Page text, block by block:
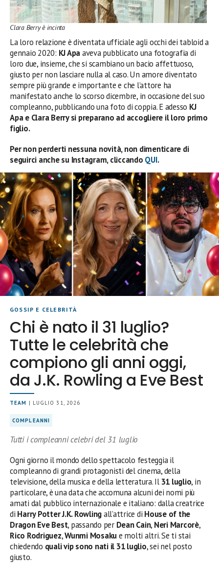
Clara Berry è incinta
La loro relazione è diventata ufficiale agli occhi dei tabloid a
gennaio 2020: KJ Apaaveva pubblicato una fotografia di
loro due, insieme, che si scambiano un bacio affettuoso,
giusto per non lasciare nulla al caso. Un amore diventato
sempre più grande e importante e che l’attore ha
manifestato anche lo scorso dicembre, in occasione del suo
compleanno, pubblicando una foto di coppia. E adesso KJ
Apa e Clara Berry si preparano ad accogliere il loro primo
figlio.
Per non perderti nessuna novità, non dimenticare di
seguirci anche su Instagram, cliccando QUI.
GOSSIP E CELEBRITÀ
Chi è nato il 31 luglio?
Tutte le celebrità che
compiono gli anni oggi,
da J.K. Rowling a Eve Best
TEAM | LUGLIO 31, 2026
COMPLEANNI
Tutti i compleanni celebri del 31 luglio
Ogni giorno il mondo dello spettacolo festeggia il
compleanno di grandi protagonisti del cinema, della
televisione, della musica e della letteratura. Il 31 luglio, in
particolare, è una data che accomuna alcuni dei nomi più
amati dal pubblico internazionale e italiano: dalla creatrice
di Harry PotterJ.K. Rowlingall’attrice di House of the
Dragon Eve Best, passando per Dean Cain, Neri Marcorè,
Rico Rodriguez,Wunmi Mosakue molti altri. Se ti stai
chiedendo quali vip sono nati il 31 luglio, sei nel posto
giusto.